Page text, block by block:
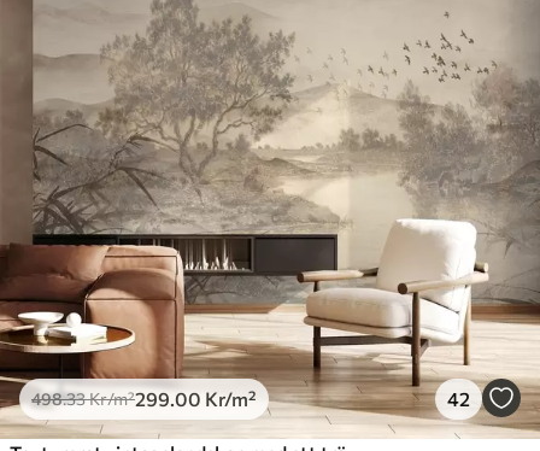
498.33Kr/m²299.00 Kr/m² 42